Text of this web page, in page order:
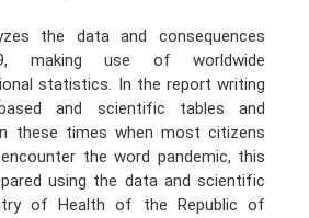
the data and consequences
making use of worldwide
statistics. In the report writing
based and scientific tables and
these times when most citizens
the word pandemic, this
using the data and scientific
of Health of the Republic of